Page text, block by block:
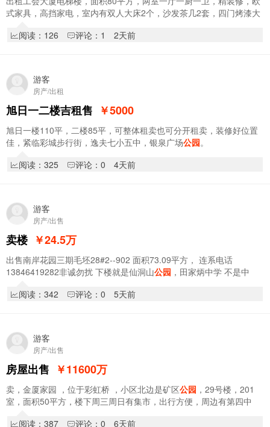
式家具，高挡家电，室内有双人大床2个，沙发茶几2套，四门烤漆大
阅读：126
评论：1 2天前
游客
房产/出租
旭日一二楼吉租售 ￥5000
旭日一楼110平，二楼85平，可整体租卖也可分开租卖，装修好位置
佳，紧临彩城步行街，逸夫七小五中，银泉广场公园。
阅读：325
评论：0 4天前
游客
房产/出售
卖楼 ￥24.5万
出售南岸花园三期毛坯28#2--902 面积73.09平方， 连系电话
13846419282非诚勿扰 下楼就是仙洞山公园 ，田家炳中学 不是中
阅读：342
评论：0 5天前
游客
房产/出售
房屋出售 ￥11600万
卖，金厦家园 ，位于彩虹桥 ，小区北边是矿区公园 ，29号楼，201
室，面积50平方，楼下周三周日有集市，出行方便，周边有第四中
阅读：387
评论：0 6天前